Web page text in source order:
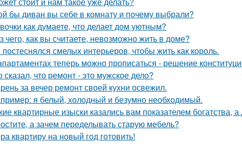
бы диван вы себе в комнату и почему выбрали?
как думаете, что делает дом уютным?
чего, как вы считаете, невозможно жить в доме?
смелых интерьеров, чтобы жить как король.
теперь можно прописаться - решение
сказал, что ремонт - это мужское дело?
за вечер ремонт своей кухни освежил.
я белый, холодный и безумно необходимый.
квартирные изыски казались вам показателем богатства,
а зачем переделывать старую мебель?
квартиру на новый год готовить!